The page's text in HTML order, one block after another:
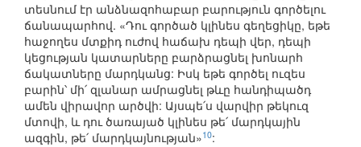
տեսնում էր անձնազոհաբար բարություն գործելու
ճանապարհով. «Դու գործած կլինես գեղեցիկը, եթե
հաջողես մտքիդ ուժով հաճախ դեպի վեր, դեպի
կեցության կատարները բարձրացնել խոնարհ
ճակատները մարդկանց: Իսկ եթե գործել ուզես
բարին՝ մի՛ զլանար ամրացնել թևը հանդիպածդ
ամեն վիրավոր արծվի: Այսպե՛ս վարվիր թեկուզ
մտովի, և դու ծառայած կլինես թե՛ մարդկային
ազգին, թե՛ մարդկայնության»10: